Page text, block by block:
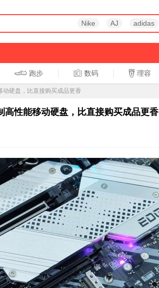
Nike AJ adidas
跑步 数码 理容
硬盘，比直接购买成品更香
高性能移动硬盘，比直接购买成品更香